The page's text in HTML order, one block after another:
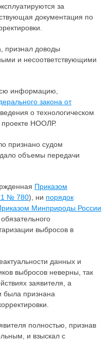
за
документация по
признал доводы
и несоответствующими
информацию,
закона от
о технологическом
НООЛР.
признано судом
объемы передачи
Приказом
№ 780), ни порядок
Минприроды России
выбросов в
данных и
выбросов неверны, так
заявителя, а
была признана
полностью, признав
и взыскал с